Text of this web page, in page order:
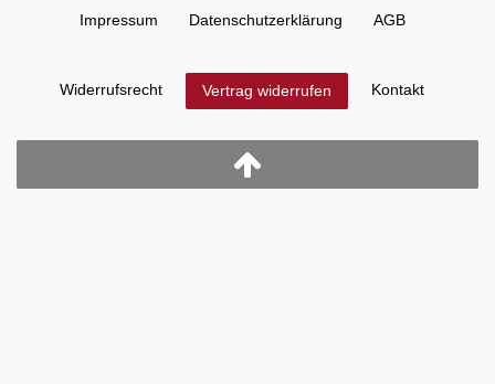
Impressum Daten­schutz­erklärung AGB
Widerrufs­recht Vertrag widerrufen Kontakt